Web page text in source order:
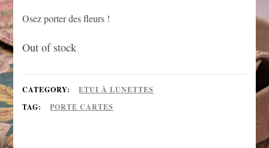
Osez porter des fleurs !
Out of stock
CATEGORY:
ETUI À LUNETTES
TAG:
PORTE CARTES